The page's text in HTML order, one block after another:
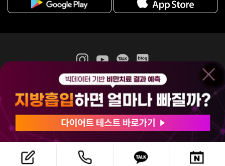
365mc 병·의원 이용약관
홈페이지 이용약관
비급여진료수가
(주)365mcㅣ서울특별시 서초구 서초대로52길 7, 3~4층(서초동, 제일빌딩)
120-87-04354ㅣ김남철
COPYRIGHT(C) 2025 365mc. ALL RIGHTS RESERVED.